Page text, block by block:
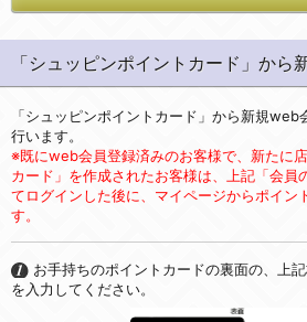
「シュッピンポイントカード」から
「シュッピンポイントカード」から新規
行います。
※既にweb会員登録済みのお客様で、新たに
カード」を作成されたお客様は、上記「会員
てログインした後に、マイページからポイン
す。
お手持ちのポイントカードの裏面の、上
を入力してください。